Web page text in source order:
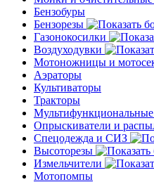
Бензобуры
Бензорезы
Газонокосилки
Воздуходувки
Мотоножницы и
Аэраторы
Культиваторы
Тракторы
Опрыскиватели и
Спецодежда и СИЗ
Высоторезы
Измельчители
Мотопомпы